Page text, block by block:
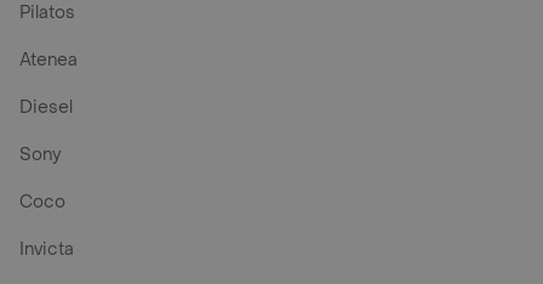
Pilatos
Atenea
Diesel
Sony
Coco
Invicta